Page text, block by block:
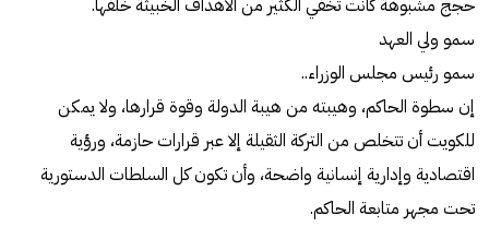
حجج مشبوهة كانت تخفي الكثير من الأهداف الخبيثة خلفها.
سمو ولي العهد
سمو رئيس مجلس الوزراء..
إن سطوة الحاكم، وهيبته من هيبة الدولة وقوة قرارها، ولا يمكن
للكويت أن تتخلص من التركة الثقيلة إلا عبر قرارات حازمة، ورؤية
اقتصادية وإدارية إنسانية واضحة، وأن تكون كل السلطات الدستورية
تحت مجهر متابعة الحاكم.